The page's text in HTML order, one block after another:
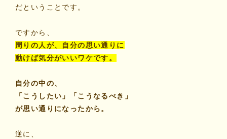
だということです。
ですから、
周りの人が、自分の思い通りに
動けば気分がいいワケです。
自分の中の、
「こうしたい」「こうなるべき」
が思い通りになったから。
逆に、